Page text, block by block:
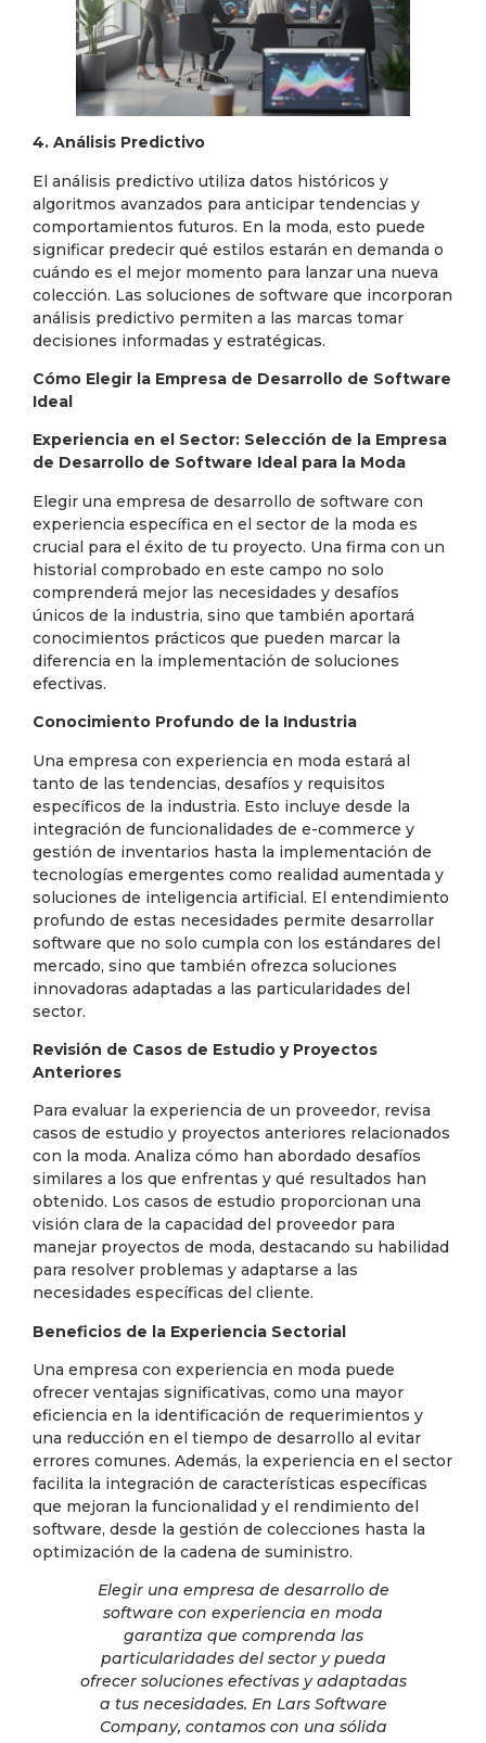
4. Análisis Predictivo
El análisis predictivo utiliza datos históricos y
algoritmos avanzados para anticipar tendencias y
comportamientos futuros. En la moda, esto puede
significar predecir qué estilos estarán en demanda o
cuándo es el mejor momento para lanzar una nueva
colección. Las soluciones de software que incorporan
análisis predictivo permiten a las marcas tomar
decisiones informadas y estratégicas.
Cómo Elegir la Empresa de Desarrollo de Software
Ideal
Experiencia en el Sector: Selección de la Empresa
de Desarrollo de Software Ideal para la Moda
Elegir una empresa de desarrollo de software con
experiencia específica en el sector de la moda es
crucial para el éxito de tu proyecto. Una firma con un
historial comprobado en este campo no solo
comprenderá mejor las necesidades y desafíos
únicos de la industria, sino que también aportará
conocimientos prácticos que pueden marcar la
diferencia en la implementación de soluciones
efectivas.
Conocimiento Profundo de la Industria
Una empresa con experiencia en moda estará al
tanto de las tendencias, desafíos y requisitos
específicos de la industria. Esto incluye desde la
integración de funcionalidades de e-commerce y
gestión de inventarios hasta la implementación de
tecnologías emergentes como realidad aumentada y
soluciones de inteligencia artificial. El entendimiento
profundo de estas necesidades permite desarrollar
software que no solo cumpla con los estándares del
mercado, sino que también ofrezca soluciones
innovadoras adaptadas a las particularidades del
sector.
Revisión de Casos de Estudio y Proyectos
Anteriores
Para evaluar la experiencia de un proveedor, revisa
casos de estudio y proyectos anteriores relacionados
con la moda. Analiza cómo han abordado desafíos
similares a los que enfrentas y qué resultados han
obtenido. Los casos de estudio proporcionan una
visión clara de la capacidad del proveedor para
manejar proyectos de moda, destacando su habilidad
para resolver problemas y adaptarse a las
necesidades específicas del cliente.
Beneficios de la Experiencia Sectorial
Una empresa con experiencia en moda puede
ofrecer ventajas significativas, como una mayor
eficiencia en la identificación de requerimientos y
una reducción en el tiempo de desarrollo al evitar
errores comunes. Además, la experiencia en el sector
facilita la integración de características específicas
que mejoran la funcionalidad y el rendimiento del
software, desde la gestión de colecciones hasta la
optimización de la cadena de suministro.
Elegir una empresa de desarrollo de
software con experiencia en moda
garantiza que comprenda las
particularidades del sector y pueda
ofrecer soluciones efectivas y adaptadas
a tus necesidades. En Lars Software
Company, contamos con una sólida